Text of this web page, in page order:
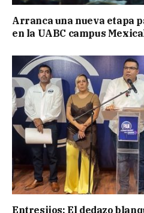
Arranca una nueva etapa
en la UABC campus
Entresijos: El dedazo